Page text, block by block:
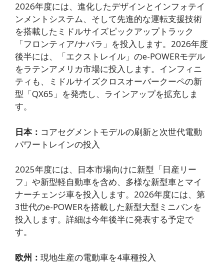
2026年度には、進化したデザインとインフォテイ
ンメントシステム、そして先進的な運転支援技術
を搭載したミドルサイズピックアップトラック
「フロンティア/ナバラ」を投入します。2026年度
後半には、「エクストレイル」のe-POWERモデル
をラテンアメリカ市場に投入します。インフィニ
ティも、ミドルサイズクロスオーバークーペの新
型「QX65」を発売し、ラインアップを拡充しま
す。
日本： コアセグメントモデルの刷新と次世代電動
パワートレインの投入
2025年度には、日本市場向けに新型「日産リー
フ」や新型軽自動車を含め、多様な新型車とマイ
ナーチェンジ車を投入します。2026年度には、第
3世代のe-POWERを搭載した新型大型ミニバンを
投入します。詳細は今年後半に発表する予定で
す。
欧州： 現地生産の電動車を4車種投入